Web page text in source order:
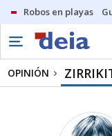
Robos en playas
OPINIÓN